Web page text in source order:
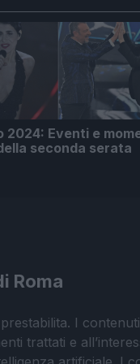
2024: Eventi e
seconda serata
Roma
I
trattati e